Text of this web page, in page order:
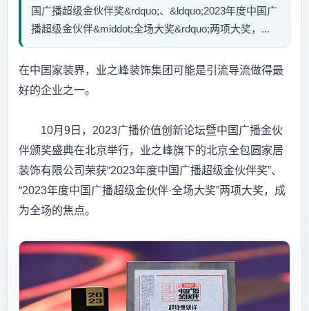
国广播超级金伙伴奖&rdquo;、&ldquo;2023年度中国广
播超级金伙伴&middot;全场大奖&rdquo;两项大奖，...
在中国家装界，业之峰装饰集团可能是引流导流做得最
好的企业之一。
10月9日，2023广播价值创新论坛暨中国广播金伙
伴颁奖盛典在北京举行，业之峰旗下的北京全包圆家居
装饰有限公司荣获“2023年度中国广播超级金伙伴奖”、
“2023年度中国广播超级金伙伴·全场大奖”两项大奖，成
为全场的焦点。